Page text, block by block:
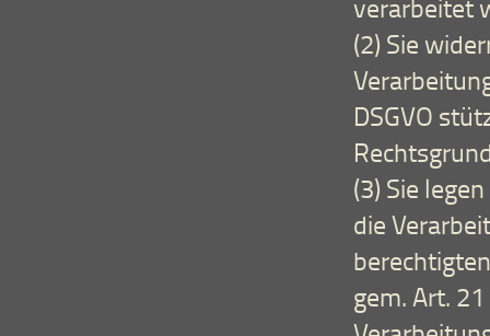
(2) Sie
DSGVO
(3) Sie
die
gem. Art.